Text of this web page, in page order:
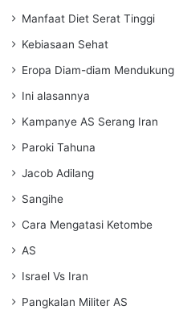
Manfaat Diet Serat Tinggi
Kebiasaan Sehat
Eropa Diam-diam Mendukung
Ini alasannya
Kampanye AS Serang Iran
Paroki Tahuna
Jacob Adilang
Sangihe
Cara Mengatasi Ketombe
AS
Israel Vs Iran
Pangkalan Militer AS